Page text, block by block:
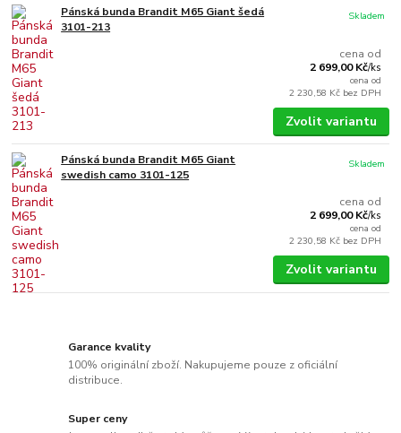
Pánská bunda Brandit M65 Giant šedá
3101-213
cena od
2 699,00 Kč/ks
cena od
2 230,58 Kč bez DPH
Skladem
Zvolit variantu
Pánská bunda Brandit M65 Giant
swedish camo 3101-125
cena od
2 699,00 Kč/ks
cena od
2 230,58 Kč bez DPH
Skladem
Zvolit variantu
Garance kvality
100% originální zboží. Nakupujeme pouze z oficiální
distribuce.
Super ceny